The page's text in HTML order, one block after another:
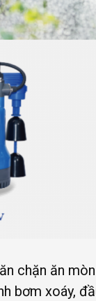
chặn ăn
xoáy,